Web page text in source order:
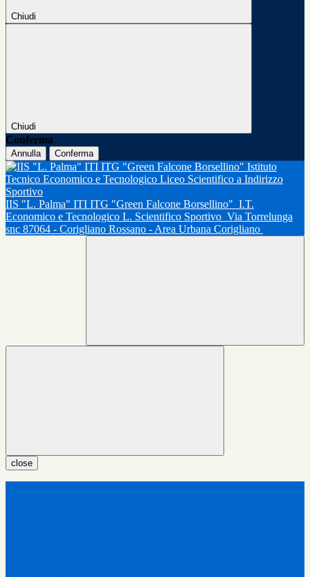
Chiudi
Chiudi
Conferma
Annulla Conferma
IIS "L. Palma" ITI ITG "Green Falcone Borsellino" I.T.
Economico e Tecnologico L. Scientifico Sportivo Via Torrelunga
snc 87064 - Corigliano Rossano - Area Urbana Corigliano
close